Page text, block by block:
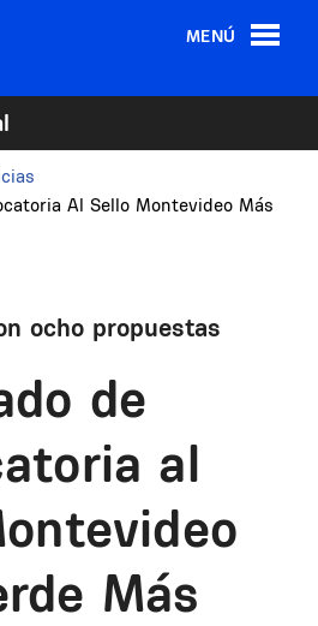
MENÚ
Al Sello Montevideo Más
ocho propuestas
de
al
Más